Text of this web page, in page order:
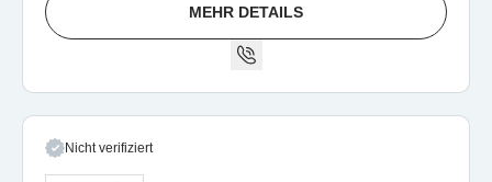
MEHR DETAILS
Nicht verifiziert